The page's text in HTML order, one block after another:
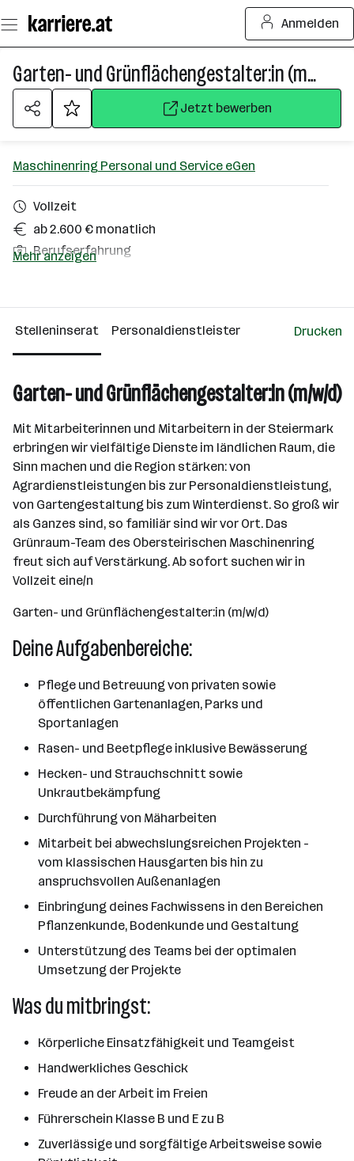
Seiteninhalt
springen
Anmelden
Garten- und Grünflächengestalter:in (m/w/d)
Jetzt bewerben
Maschinenring Personal und Service eGen
Vollzeit
ab 2.600 € monatlich
Berufserfahrung
Über das Unternehmen
Linz
Mehr anzeigen
Stelleninserat Personaldienstleister Drucken
Garten- und Grünflächengestalter:in (m/w/d)
Mit Mitarbeiterinnen und Mitarbeitern in der Steiermark
erbringen wir vielfältige Dienste im ländlichen Raum, die
Sinn machen und die Region stärken: von
Agrardienstleistungen bis zur Personaldienstleistung,
von Gartengestaltung bis zum Winterdienst. So groß wir
als Ganzes sind, so familiär sind wir vor Ort. Das
Grünraum-Team des Obersteirischen Maschinenring
freut sich auf Verstärkung. Ab sofort suchen wir in
Vollzeit eine/n
Garten- und Grünflächengestalter:in (m/w/d)
Deine Aufgabenbereiche:
Pflege und Betreuung von privaten sowie
öffentlichen Gartenanlagen, Parks und
Sportanlagen
Rasen- und Beetpflege inklusive Bewässerung
Hecken- und Strauchschnitt sowie
Unkrautbekämpfung
Durchführung von Mäharbeiten
Mitarbeit bei abwechslungsreichen Projekten -
vom klassischen Hausgarten bis hin zu
anspruchsvollen Außenanlagen
Einbringung deines Fachwissens in den Bereichen
Pflanzenkunde, Bodenkunde und Gestaltung
Unterstützung des Teams bei der optimalen
Umsetzung der Projekte
Was du mitbringst:
Körperliche Einsatzfähigkeit und Teamgeist
Handwerkliches Geschick
Freude an der Arbeit im Freien
Führerschein Klasse B und E zu B
Zuverlässige und sorgfältige Arbeitsweise sowie